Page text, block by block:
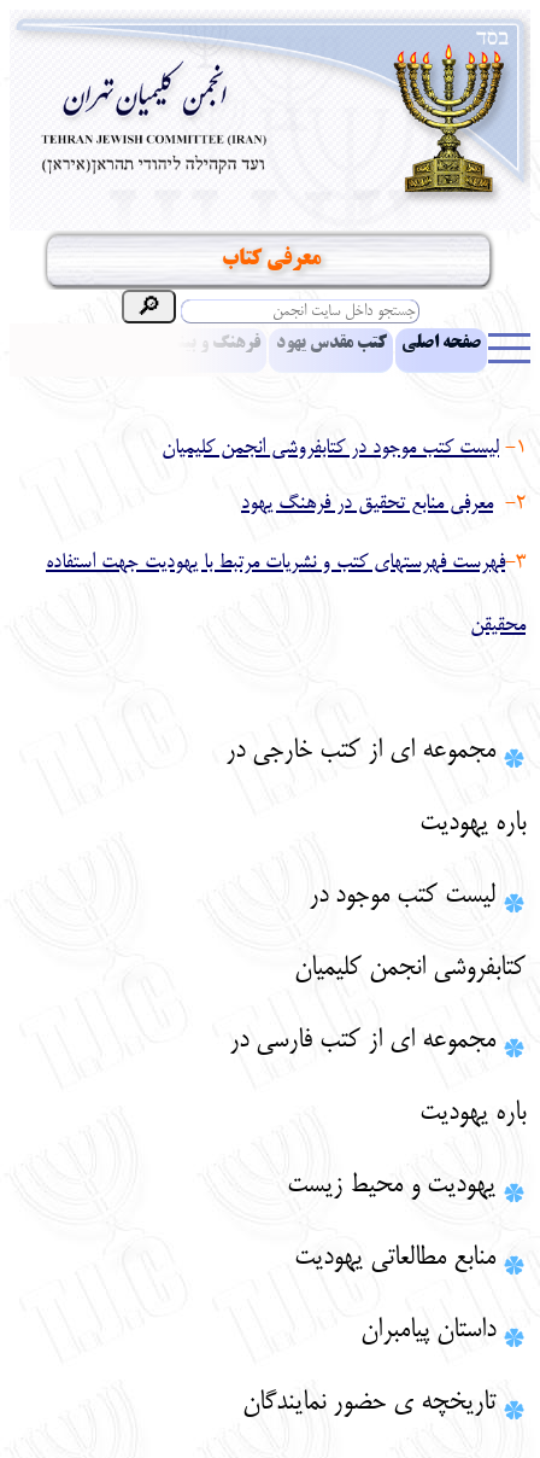
معرفي كتاب
صفحه اصلی کتب مقدس یهود فرهنگ و بینش یهود
نشریه افق بینا نرم‌افزار تحقیق یهودیان جهان آرشیو
نهاد های انجمن تماس باما پرسش و پاسخ
English עברית
1- لیست کتب موجود در کتابفروشی انجمن کلیمیان
2- معرفی منابع تحقیق در فرهنگ یهود
3- فهرست فهرستهای کتب و نشریات مرتبط با یهودیت جهت استفاده
محقیقن
تاریخچه ی حضور نمایندگان
داستان پيامبران
منابع مطالعاتی یهودیت
يهوديت و محيط زيست
مجموعه ای از کتب فارسی در
باره یهودیت
لیست کتب موجود در
کتابفروشی انجمن کلیمیان
مجموعه ای از کتب خارجی در
باره یهودیت